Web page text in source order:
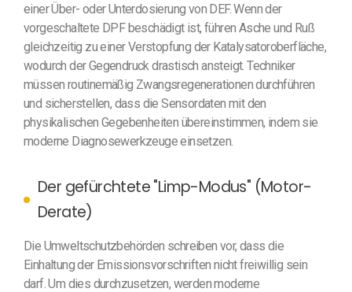
einer Über- oder Unterdosierung von DEF. Wenn der
vorgeschaltete DPF beschädigt ist, führen Asche und Ruß
gleichzeitig zu einer Verstopfung der Katalysatoroberfläche,
wodurch der Gegendruck drastisch ansteigt. Techniker
müssen routinemäßig Zwangsregenerationen durchführen
und sicherstellen, dass die Sensordaten mit den
physikalischen Gegebenheiten übereinstimmen, indem sie
moderne Diagnosewerkzeuge einsetzen.
Der gefürchtete "Limp-Modus" (Motor-
Derate)
Die Umweltschutzbehörden schreiben vor, dass die
Einhaltung der Emissionsvorschriften nicht freiwillig sein
darf. Um dies durchzusetzen, werden moderne